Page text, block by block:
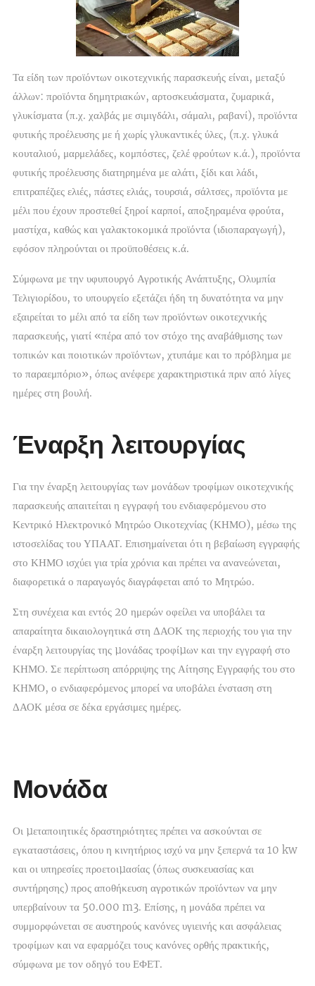
Τα είδη των προϊόντων οικοτεχνικής παρασκευής είναι, μεταξύ
άλλων: προϊόντα δημητριακών, αρτοσκευάσματα, ζυμαρικά,
γλυκίσματα (π.χ. χαλβάς με σιμιγδάλι, σάμαλι, ραβανί), προϊόντα
φυτικής προέλευσης με ή χωρίς γλυκαντικές ύλες, (π.χ. γλυκά
κουταλιού, μαρμελάδες, κομπόστες, ζελέ φρούτων κ.ά.), προϊόντα
φυτικής προέλευσης διατηρημένα με αλάτι, ξίδι και λάδι,
επιτραπέζιες ελιές, πάστες ελιάς, τουρσιά, σάλτσες, προϊόντα με
μέλι που έχουν προστεθεί ξηροί καρποί, αποξηραμένα φρούτα,
μαστίχα, καθώς και γαλακτοκομικά προϊόντα (ιδιοπαραγωγή),
εφόσον πληρούνται οι προϋποθέσεις κ.ά.
Σύμφωνα με την υφυπουργό Αγροτικής Ανάπτυξης, Ολυμπία
Τελιγιορίδου, το υπουργείο εξετάζει ήδη τη δυνατότητα να μην
εξαιρείται το μέλι από τα είδη των προϊόντων οικοτεχνικής
παρασκευής, γιατί «πέρα από τον στόχο της αναβάθμισης των
τοπικών και ποιοτικών προϊόντων, χτυπάμε και το πρόβλημα με
το παραεμπόριο», όπως ανέφερε χαρακτηριστικά πριν από λίγες
ημέρες στη βουλή.
Έναρξη λειτουργίας
Για την έναρξη λειτουργίας των μονάδων τροφίμων οικοτεχνικής
παρασκευής απαιτείται η εγγραφή του ενδιαφερόμενου στο
Κεντρικό Ηλεκτρονικό Μητρώο Οικοτεχνίας (ΚΗΜΟ), μέσω της
ιστοσελίδας του ΥΠΑΑΤ. Επισημαίνεται ότι η βεβαίωση εγγραφής
στο ΚΗΜΟ ισχύει για τρία χρόνια και πρέπει να ανανεώνεται,
διαφορετικά ο παραγωγός διαγράφεται από το Μητρώο.
Στη συνέχεια και εντός 20 ημερών οφείλει να υποβάλει τα
απαραίτητα δικαιολογητικά στη ΔΑΟΚ της περιοχής του για την
έναρξη λειτουργίας της µονάδας τροφίµων και την εγγραφή στο
ΚΗΜΟ. Σε περίπτωση απόρριψης της Αίτησης Εγγραφής του στο
ΚΗΜΟ, ο ενδιαφερόμενος μπορεί να υποβάλει ένσταση στη
ΔΑΟΚ μέσα σε δέκα εργάσιμες ημέρες.
Μονάδα
Οι µεταποιητικές δραστηριότητες πρέπει να ασκούνται σε
εγκαταστάσεις, όπου η κινητήριος ισχύ να μην ξεπερνά τα 10 kw
και οι υπηρεσίες προετοιµασίας (όπως συσκευασίας και
συντήρησης) προς αποθήκευση αγροτικών προϊόντων να μην
υπερβαίνουν τα 50.000 m3. Επίσης, η μονάδα πρέπει να
συμμορφώνεται σε αυστηρούς κανόνες υγιεινής και ασφάλειας
τροφίμων και να εφαρμόζει τους κανόνες ορθής πρακτικής,
σύμφωνα με τον οδηγό του ΕΦΕΤ.